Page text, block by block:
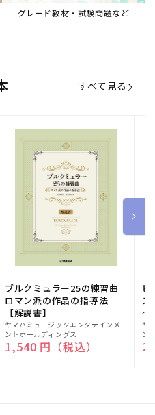
グレード教材・試験問題など
すべて見る
ブルクミュラー25の練習曲
ロマン派の作品の指導法
【解説書】
販
売
元:
ヤマハミュージックエンタテインメ
ントホールディングス
通常価格
1,540 円（税込）
ピ
ス
～
販
売
元:
ヤ
ン